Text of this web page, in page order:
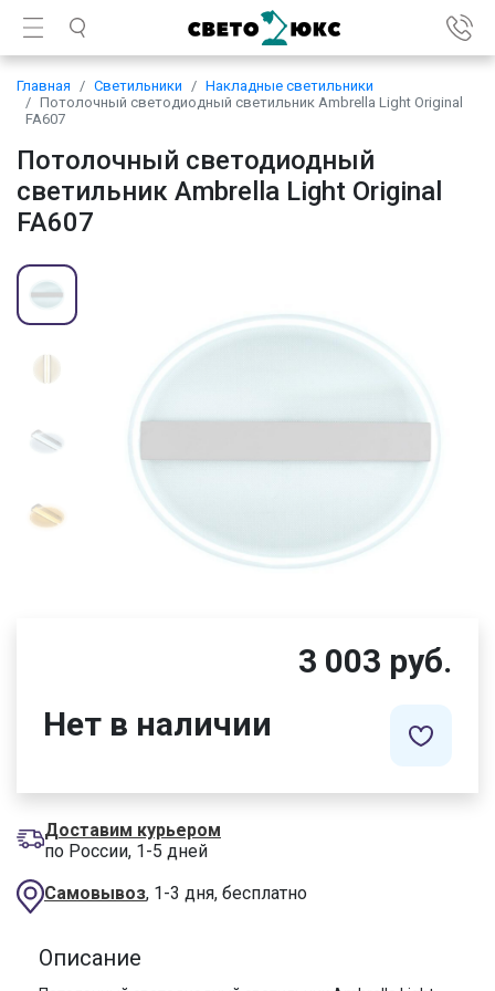
Главная Светильники
Накладные светильники
Потолочный светодиодный светильник Ambrella Light Original
FA607
Потолочный светодиодный
светильник Ambrella Light Original
FA607
3 003 руб.
Нет в наличии
Доставим курьером
по России, 1-5 дней
Самовывоз, 1-3 дня, бесплатно
Описание